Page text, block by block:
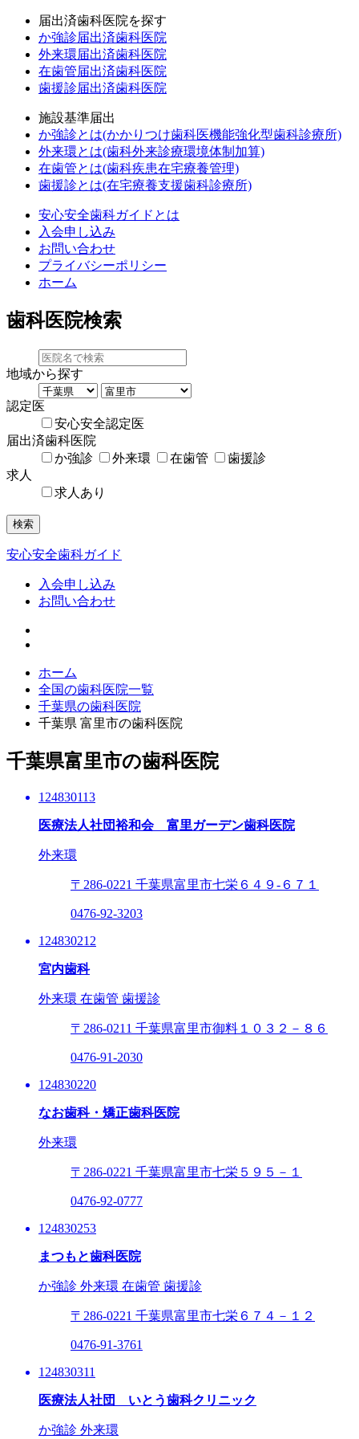
届出済歯科医院を探す
か強診届出済歯科医院
外来環届出済歯科医院
在歯管届出済歯科医院
歯援診届出済歯科医院
施設基準届出
か強診とは(かかりつけ歯科医機能強化型歯科診療所)
外来環とは(歯科外来診療環境体制加算)
在歯管とは(歯科疾患在宅療養管理)
歯援診とは(在宅療養支援歯科診療所)
安心安全歯科ガイドとは
入会申し込み
お問い合わせ
プライバシーポリシー
ホーム
歯科医院検索
地域から探す
認定医
安心安全認定医
届出済歯科医院
か強診
外来環 在歯管
歯援診
求人
求人あり
検索
安心安全歯科ガイド
入会申し込み
お問い合わせ
ホーム
全国の歯科医院一覧
千葉県の歯科医院
千葉県 富里市の歯科医院
千葉県富里市の歯科医院
124830113
医療法人社団裕和会 富里ガーデン歯科医院
外来環
〒286-0221 千葉県富里市七栄６４９‐６７１
0476-92-3203
124830212
宮内歯科
外来環 在歯管 歯援診
〒286-0211 千葉県富里市御料１０３２－８６
0476-91-2030
124830220
なお歯科・矯正歯科医院
外来環
〒286-0221 千葉県富里市七栄５９５－１
0476-92-0777
124830253
まつもと歯科医院
か強診 外来環 在歯管 歯援診
〒286-0221 千葉県富里市七栄６７４－１２
0476-91-3761
124830311
医療法人社団 いとう歯科クリニック
か強診 外来環